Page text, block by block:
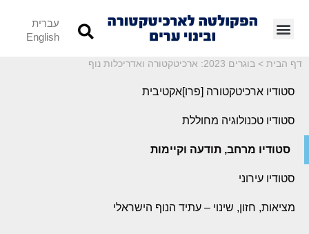
עברית
English
דף הבית > בוגרים 2023: ארכיטקטורה ואדריכלות נוף
סטודיו ארכיטקטורה [פרו]אקטיבית
סטודיו טכנולוגיה מחוללת
סטודיו מרחב, תודעה וקיימות
סטודיו עירוני
מציאות, חזון, שינוי – עתיד הנוף הישראלי